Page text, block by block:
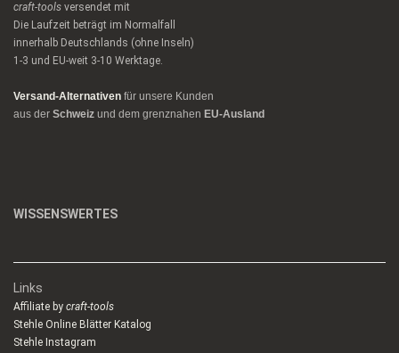
craft-tools versendet mit
Die Laufzeit beträgt im Normalfall
innerhalb Deutschlands (ohne Inseln)
1-3 und EU-weit 3-10 Werktage.
Versand-Alternativen für unsere Kunden
aus der Schweiz und dem grenznahen EU-Ausland
WISSENSWERTES
Links
Affiliate by craft-tools
Stehle Online Blätter Katalog
Stehle Instagram